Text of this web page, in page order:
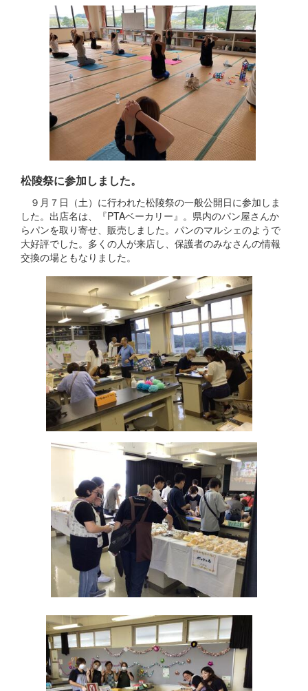
松陵祭に参加しました。
９月７日（土）に行われた松陵祭の一般公開日に参加しま
した。出店名は、『PTAベーカリー』。県内のパン屋さんか
らパンを取り寄せ、販売しました。パンのマルシェのようで
大好評でした。多くの人が来店し、保護者のみなさんの情報
交換の場ともなりました。